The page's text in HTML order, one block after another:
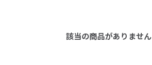
該当の商品がありません